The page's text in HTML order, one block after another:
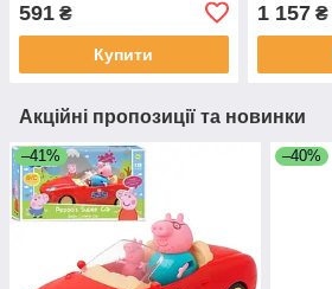
591 ₴
Купити
1 157₴
Акційні пропозиції та новинки
–41% –40%